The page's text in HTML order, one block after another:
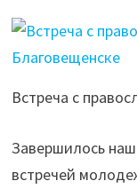
Встреча с
Завершилось
встречей